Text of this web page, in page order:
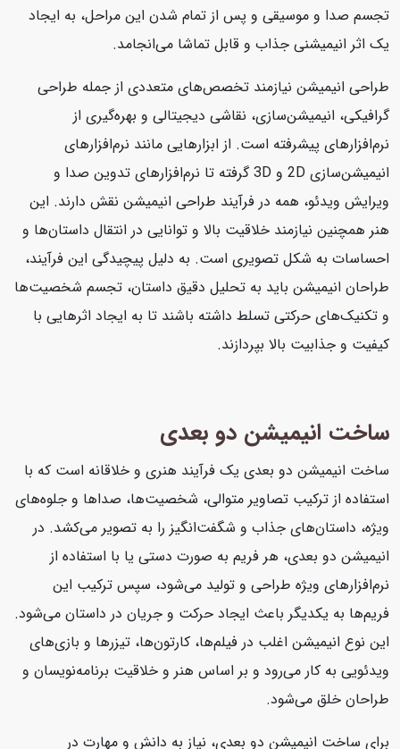
تجسم صدا و موسیقی و پس از تمام شدن این مراحل، به ایجاد
یک اثر انیمیشنی جذاب و قابل تماشا می‌انجامد.
طراحی انیمیشن نیازمند تخصص‌های متعددی از جمله طراحی
گرافیکی، انیمیشن‌سازی، نقاشی دیجیتالی و بهره‌گیری از
نرم‌افزارهای پیشرفته است. از ابزارهایی مانند نرم‌افزارهای
انیمیشن‌سازی 2D و 3D گرفته تا نرم‌افزارهای تدوین صدا و
ویرایش ویدئو، همه در فرآیند طراحی انیمیشن نقش دارند. این
هنر همچنین نیازمند خلاقیت بالا و توانایی در انتقال داستان‌ها و
احساسات به شکل تصویری است. به دلیل پیچیدگی این فرآیند،
طراحان انیمیشن باید به تحلیل دقیق داستان، تجسم شخصیت‌ها
و تکنیک‌های حرکتی تسلط داشته باشند تا به ایجاد اثرهایی با
کیفیت و جذابیت بالا بپردازند.
ساخت انیمیشن دو بعدی
ساخت انیمیشن دو بعدی یک فرآیند هنری و خلاقانه است که با
استفاده از ترکیب تصاویر متوالی، شخصیت‌ها، صداها و جلوه‌های
ویژه، داستان‌های جذاب و شگفت‌انگیز را به تصویر می‌کشد. در
انیمیشن دو بعدی، هر فریم به صورت دستی یا با استفاده از
نرم‌افزارهای ویژه طراحی و تولید می‌شود، سپس ترکیب این
فریم‌ها به یکدیگر باعث ایجاد حرکت و جریان در داستان می‌شود.
این نوع انیمیشن اغلب در فیلم‌ها، کارتون‌ها، تیزرها و بازی‌های
ویدئویی به کار می‌رود و بر اساس هنر و خلاقیت برنامه‌نویسان و
طراحان خلق می‌شود.
برای ساخت انیمیشن دو بعدی، نیاز به دانش و مهارت در